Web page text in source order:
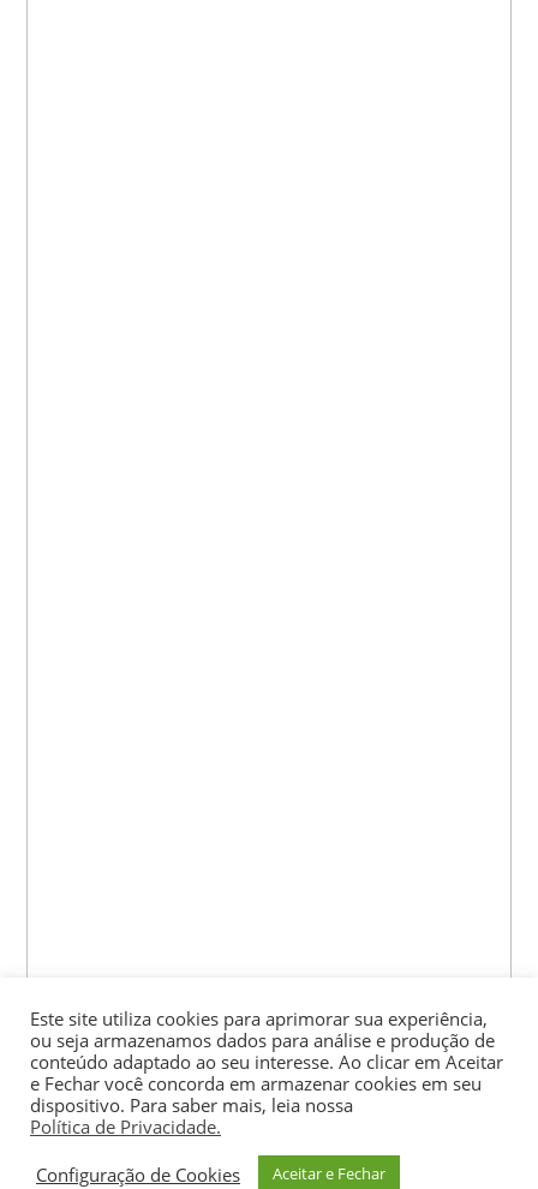
Este site utiliza cookies para aprimorar sua experiência,
ou seja armazenamos dados para análise e produção de
conteúdo adaptado ao seu interesse. Ao clicar em Aceitar
e Fechar você concorda em armazenar cookies em seu
dispositivo. Para saber mais, leia nossa
Política de Privacidade.
Configuração de Cookies
Aceitar e Fechar